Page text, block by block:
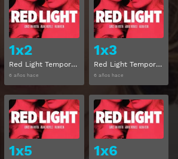
Ver
1x2
Red Light Temporada 1 Capitulo 2
6 años hace
Ver
1x3
Red Light Temporada 1 Capitulo 3
6 años hace
Ver
1x5
Ver
1x6